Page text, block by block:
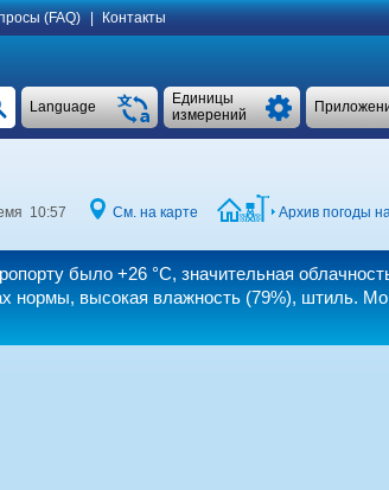
(FAQ) Контакты
Единицы
измерений
Language
10:57 См. на карте Архив погоды
было+26 °C, значительная
нормы, высокая влажность (79%), штиль.